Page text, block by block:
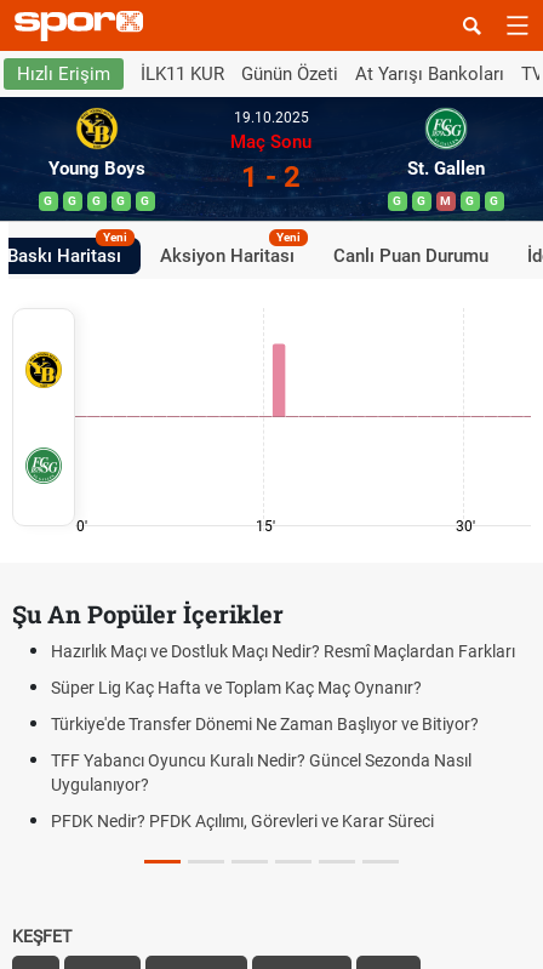
Hızlı Erişim İLK11 KUR Günün Özeti At Yarışı Bankoları
Young Boys
G G G G G
19.10.2025
Maç Sonu
1 - 2 St. Gallen
G G M G G
Baskı Haritası
Yeni
Aksiyon Haritası
Yeni
Canlı Puan Durumu
0' 15' 30'
Şu An Popüler İçerikler
Hazırlık Maçı ve Dostluk Maçı Nedir? Resmî Maçlardan Farkları
Süper Lig Kaç Hafta ve Toplam Kaç Maç Oynanır?
Türkiye'de Transfer Dönemi Ne Zaman Başlıyor ve Bitiyor?
TFF Yabancı Oyuncu Kuralı Nedir? Güncel Sezonda Nasıl
Uygulanıyor?
PFDK Nedir? PFDK Açılımı, Görevleri ve Karar Süreci
KEŞFET